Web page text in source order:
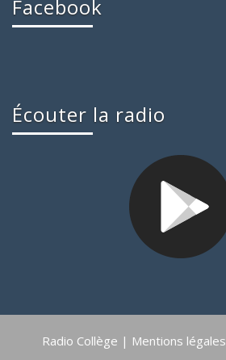
Facebook
Écouter la radio
Radio Collège | Mentions légales